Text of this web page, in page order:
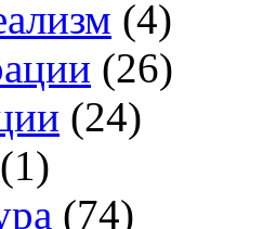
(4)
(26)
(24)
(1)
(74)